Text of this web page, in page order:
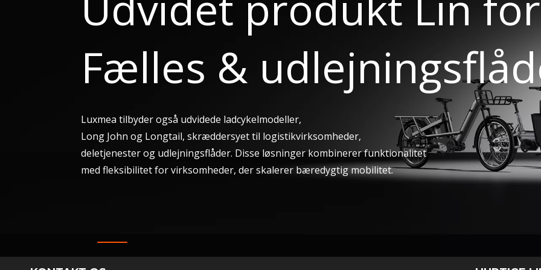
Fælles &
Luxmea tilbyder også udvidede ladcykelmodeller,
Long John og Longtail, skræddersyet til logistikvirksomheder,
deletjenester og udlejningsflåder. Disse løsninger kombinerer funktionalitet
med fleksibilitet for virksomheder, der skalerer bæredygtig mobilitet.